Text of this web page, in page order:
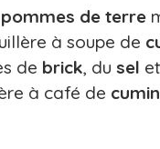
pommes de terre
à soupe de
de brick, du sel
à café de cumin